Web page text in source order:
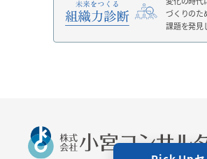
づくりのた
課題を発見